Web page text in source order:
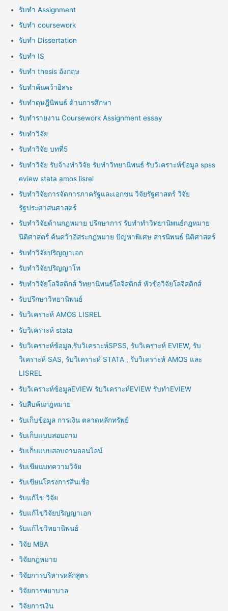
รับทำ Assignment
รับทำ coursework
รับทำ Dissertation
รับทำ IS
รับทำ thesis อังกฤษ
รับทำค้นคว้าอิสระ
รับทำดุษฎีนิพนธ์ ด้านการศึกษา
รับทำรายงาน Coursework Assignment essay
รับทำวิจัย
รับทำวิจัย บทที่5
รับทำวิจัย รับจ้างทำวิจัย รับทำวิทยานิพนธ์ รับวิเคราะห์ข้อมูล spss
eview stata amos lisrel
รับทำวิจัยการจัดการภาครัฐและเอกชน วิจัยรัฐศาสตร์ วิจัย
รัฐประศาสนศาสตร์
รับทำวิจัยด้านกฎหมาย ปรึกษาการ รับทำทำวิทยานิพนธ์กฎหมาย
นิติศาสตร์ ค้นคว้าอิสระกฎหมาย ปัญหาพิเศษ สารนิพนธ์ นิติศาสตร์
รับทำวิจัยปริญญาเอก
รับทำวิจัยปริญญาโท
รับทำวิจัยโลจิสติกส์ วิทยานิพนธ์โลจิสติกส์ หัวข้อวิจัยโลจิสติกส์
รับปรึกษาวิทยานิพนธ์
รับวิเคราะห์ AMOS LISREL
รับวิเคราะห์ stata
รับวิเคราะห์ข้อมูล,รับวิเคราะห์SPSS, รับวิเคราะห์ EVIEW, รับ
วิเคราะห์ SAS, รับวิเคราะห์ STATA , รับวิเคราะห์ AMOS และ
LISREL
รับวิเคราะห์ข้อมูลEVIEW รับวิเคราะห์EVIEW รับทำEVIEW
รับสืบค้นกฎหมาย
รับเก็บข้อมูล การเงิน ตลาดหลักทรัพย์
รับเก็บแบบสอบถาม
รับเก็บแบบสอบถามออนไลน์
รับเขียนบทความวิจัย
รับเขียนโครงการสินเชื่อ
รับแก้ไข วิจัย
รับแก้ไขวิจัยปริญญาเอก
รับแก้ไขวิทยานิพนธ์
วิจัย MBA
วิจัยกฎหมาย
วิจัยการบริหารหลักสูตร
วิจัยการพยาบาล
วิจัยการเงิน